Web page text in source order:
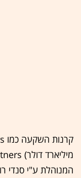
המנוהלת ע"י סנדי